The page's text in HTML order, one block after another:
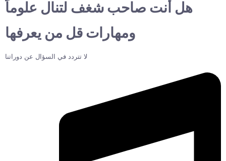
هل أنت صاحب شغف لتنال علوماً
ومهارات قل من يعرفها
لا تتردد في السؤال عن دوراتنا